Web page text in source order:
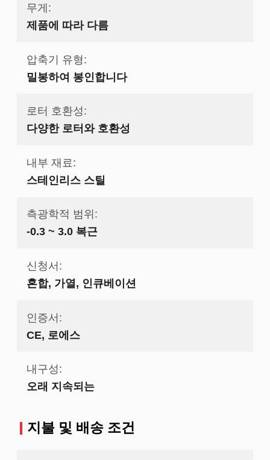
무게:
제품에 따라 다름
압축기 유형:
밀봉하여 봉인합니다
로터 호환성:
다양한 로터와 호환성
내부 재료:
스테인리스 스틸
측광학적 범위:
-0.3 ~ 3.0 복근
신청서:
혼합, 가열, 인큐베이션
인증서:
CE, 로에스
내구성:
오래 지속되는
지불 및 배송 조건